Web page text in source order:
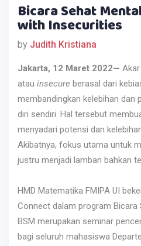
Bicara Sehat
with Insecurities
by Judith Kristiana
Jakarta, 12 Maret 2022—
atau insecure berasal dari
membandingkan kelebihan dan
diri sendiri. Hal tersebut
menyadari potensi dan
Akibatnya, fokus utama untuk
justru menjadi lamban bahkan
HMD Matematika FMIPA UI
Connect dalam program Bicara
BSM merupakan seminar
bagi seluruh mahasiswa